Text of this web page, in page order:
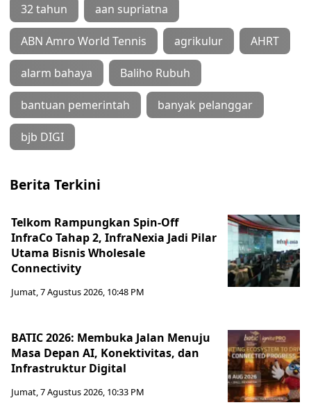
32 tahun aan supriatna
ABN Amro World Tennis agrikulur AHRT
alarm bahaya Baliho Rubuh
bantuan pemerintah banyak pelanggar
bjb DIGI
Berita Terkini
Telkom Rampungkan Spin-Off
InfraCo Tahap 2, InfraNexia Jadi Pilar
Utama Bisnis Wholesale
Connectivity
Jumat, 7 Agustus 2026, 10:48 PM
BATIC 2026: Membuka Jalan Menuju
Masa Depan AI, Konektivitas, dan
Infrastruktur Digital
Jumat, 7 Agustus 2026, 10:33 PM